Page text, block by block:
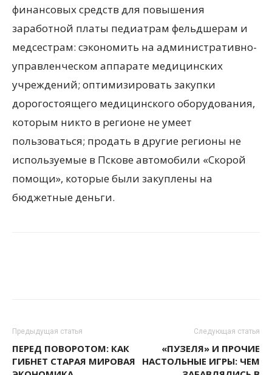
финансовых средств для повышения
заработной платы педиатрам фельдшерам и
медсестрам: сэкономить на административно-
управленческом аппарате медицинских
учреждений; оптимизировать закупки
дорогостоящего медицинского оборудования,
которым никто в регионе не умеет
пользоваться; продать в другие регионы не
используемые в Пскове автомобили «Скорой
помощи», которые были закуплены на
бюджетные деньги.
Предыдущая статья
ПЕРЕД ПОВОРОТОМ: КАК
ГИБНЕТ СТАРАЯ МИРОВАЯ
Следующая статья
«ПУЗЕЛЯ» И ПРОЧИЕ
НАСТОЛЬНЫЕ ИГРЫ: ЧЕМ